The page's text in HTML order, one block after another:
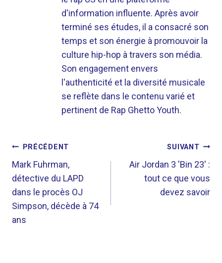
d'information influente. Après avoir
terminé ses études, il a consacré son
temps et son énergie à promouvoir la
culture hip-hop à travers son média.
Son engagement envers
l'authenticité et la diversité musicale
se reflète dans le contenu varié et
pertinent de Rap Ghetto Youth.
NAVIGATION
DE
L’ARTICLE
PRÉCÉDENT
Mark Fuhrman,
détective du LAPD
dans le procès OJ
Simpson, décède à 74
ans
SUIVANT
Air Jordan 3 'Bin 23' :
tout ce que vous
devez savoir